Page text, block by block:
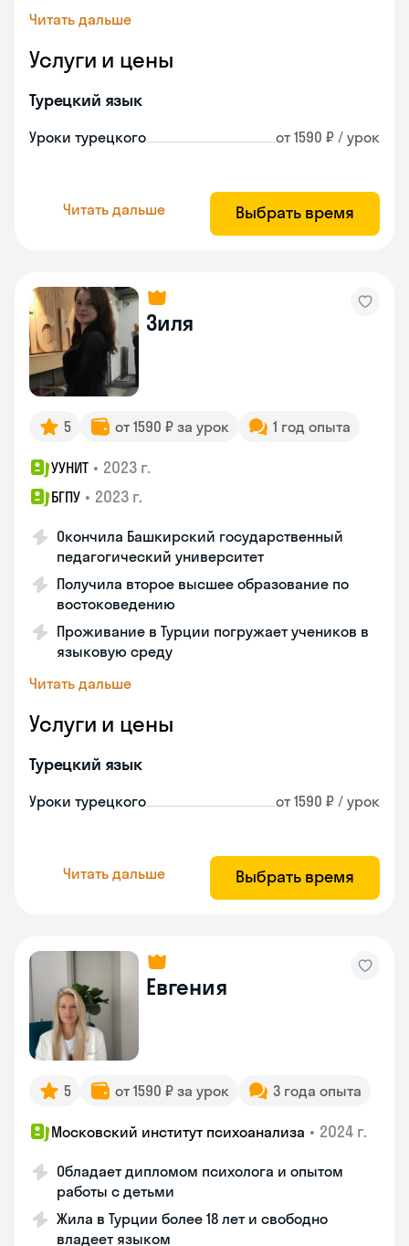
Читать дальше
Услуги и цены
Турецкий язык
Уроки турецкого от 1590 ₽ / урок
Читать дальше Выбрать время
Зиля
5 от 1590 ₽ за урок 1 год опыта
УУНИТ • 2023 г.
БГПУ • 2023 г.
Окончила Башкирский государственный
педагогический университет
Получила второе высшее образование по
востоковедению
Проживание в Турции погружает учеников в
языковую среду
Читать дальше
Услуги и цены
Турецкий язык
Уроки турецкого от 1590 ₽ / урок
Читать дальше Выбрать время
Евгения
5 от 1590 ₽ за урок 3 года опыта
Московский институт психоанализа • 2024 г.
Обладает дипломом психолога и опытом
работы с детьми
Жила в Турции более 18 лет и свободно
владеет языком